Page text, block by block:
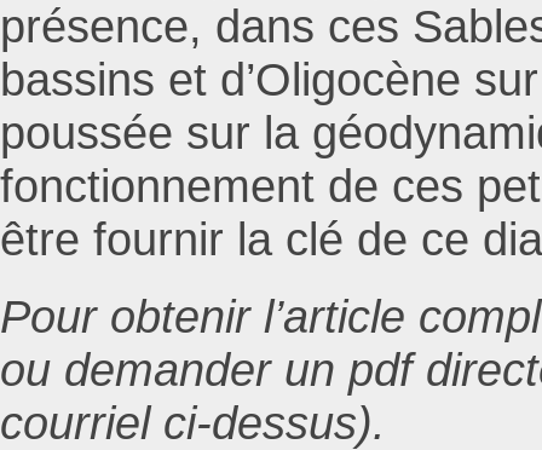
présence, dans ces
bassins et d’Oligocène
poussée sur la
fonctionnement de ces
être fournir la clé de ce
Pour obtenir l’article
ou demander un pdf
courriel ci-dessus).